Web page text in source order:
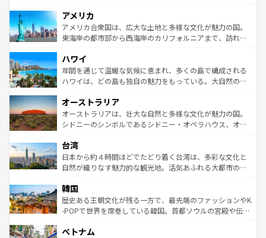
ンツ一覧を参照してほしい。
の建物がそのまま残る町や、スイスならではのユニークな
博物館もあり、アルプス観光だけでなく町歩きも満喫する
ことができる。国民の所得が高いため物価も高いが、旅行
ば市内交通費無料で観光を楽しむこともできる。 なお、新
着のスイス情報はコンテンツ一覧 を参照してほしい。
アメリカ
アメリカ合衆国は、広大な土地と多様な文化が魅力の国。
東海岸の都市部から西海岸のカリフォルニアまで、訪れる
のような巨大都市は、観光、ショッピング、エンターテイ
ンメントが詰まった刺激的なスポットだ。一方、アメリカ
西部には大自然が広がり、グランドキャニオンやイエロー
部のニューオーリンズでは、音楽と美食が融合した独特の
文化が魅力。旅行者はアメリカの各地域で異なる魅力を楽
しみながら、その多様性と豊かな歴史を感じることができ
ならではの贅沢な旅のスタイルだ。 なお、新着のアメリカ
情報はコンテンツ一覧を参照してほしい。
ハワイ
年間を通じて温暖な気候に恵まれ、多くの島で構成される
ハワイは、どの島も独自の魅力をもっている。大自然の神
ワイ島は見逃せない。また、定番の観光地といえばオアフ
島だが、静かな自然を求めるならマウイ島やカウアイ島が
おすすめ。エメラルドグリーンに輝く海をはじめ、豊かな
れるおもてなしの心で訪れる人々を迎えてくれるハワイの
人々、おいしいローカルフードやハワイアンミュージッ
ク、伝統的なフラダンスなど、すべてがハワイの魅力を彩
ワイを、存分に味わってほしい。 なお、新着のハワイ情報
はコンテンツ一覧を参照してほしい。
オーストラリア
オーストラリアは、壮大な自然と多様な文化が魅力の国。
シドニーのシンボルであるシドニー・オペラハウス、オー
リアリーフや大陸中央部にそびえるウルル（エアーズロッ
ク）、タスマニアの美しい原生林やケアンズの熱帯雨林な
ど、見どころがたくさん。また、カフェやワイン、オージ
いる。アクティビティも充実しており、サーフィンやダイ
ビング、ハイキングなど、アウトドア好きにはたまらな
い。オーストラリアの多彩な魅力を存分に味わいつくそ
参照してほしい。
台湾
日本から約４時間ほどでたどり着く台湾は、多彩な文化と
自然が織りなす魅力的な観光地。活気あふれる大都市の台
ン）、静ひつな山岳地帯である台湾東部など、都市の喧騒
と山間の静けさが共存しており、訪れる人に新しい発見と
驚きをもたらしてくれる。また、奥深い台湾の食文化も魅
容にもいいと評判のスイーツなど、バラエティ豊かな料理
韓国
歴史ある王朝文化が残る一方で、最先端のファッションやK
-POPで世界を席巻している韓国。首都ソウルの宮殿や伝統
き、地方に足を延ばせば四季折々の自然美を楽しむことが
ベトナム